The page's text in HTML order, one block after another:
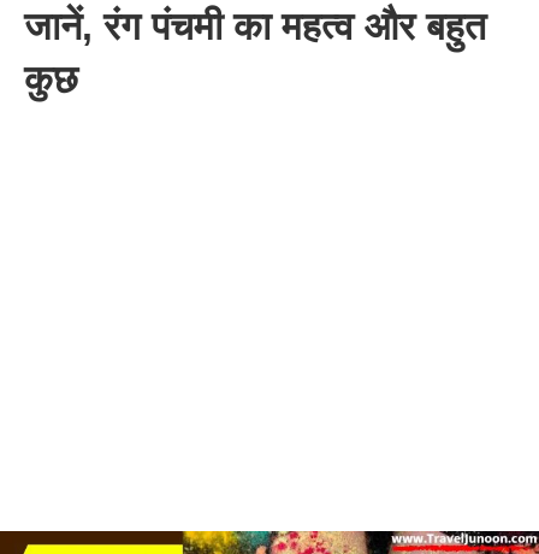
जानें, रंग पंचमी का महत्व और बहुत
कुछ